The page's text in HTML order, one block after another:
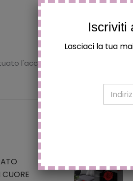
l'accesso ed hanno
Iscriviti
Lasciaci la tua